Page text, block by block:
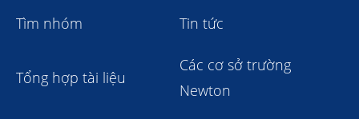
Tìm nhóm Tin tức
Tổng hợp tài liệu
Các cơ sở trường
Newton